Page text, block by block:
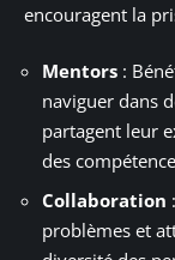
encouragent la
Mentors :
naviguer dans
partagent leur
des
Collaboration
problèmes et